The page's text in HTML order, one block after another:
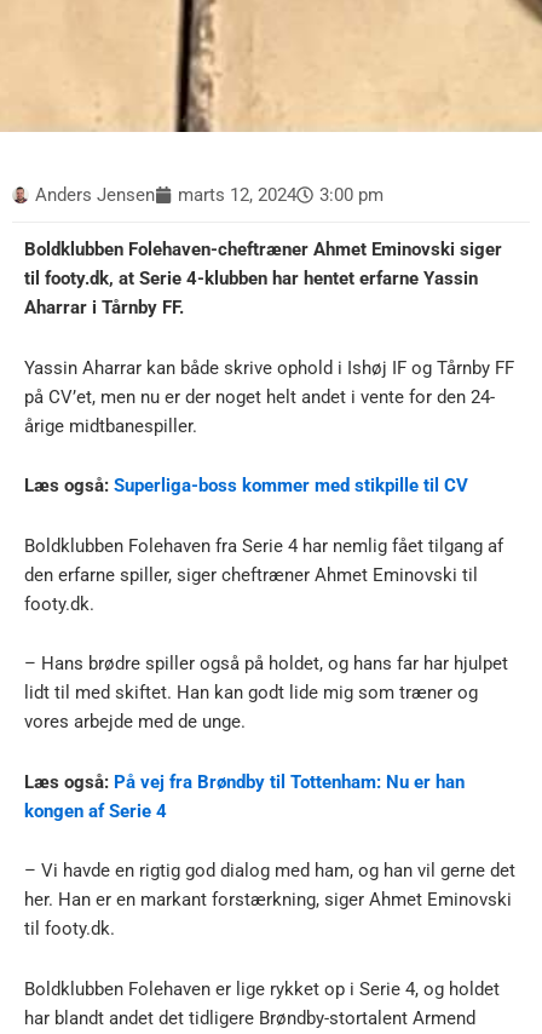
Anders Jensen marts 12, 2024 3:00 pm
Boldklubben Folehaven-cheftræner Ahmet Eminovski siger
til footy.dk, at Serie 4-klubben har hentet erfarne Yassin
Aharrar i Tårnby FF.
Yassin Aharrar kan både skrive ophold i Ishøj IF og Tårnby FF
på CV’et, men nu er der noget helt andet i vente for den 24-
årige midtbanespiller.
Læs også: Superliga-boss kommer med stikpille til CV
Boldklubben Folehaven fra Serie 4 har nemlig fået tilgang af
den erfarne spiller, siger cheftræner Ahmet Eminovski til
footy.dk.
– Hans brødre spiller også på holdet, og hans far har hjulpet
lidt til med skiftet. Han kan godt lide mig som træner og
vores arbejde med de unge.
Læs også: På vej fra Brøndby til Tottenham: Nu er han
kongen af Serie 4
– Vi havde en rigtig god dialog med ham, og han vil gerne det
her. Han er en markant forstærkning, siger Ahmet Eminovski
til footy.dk.
Boldklubben Folehaven er lige rykket op i Serie 4, og holdet
har blandt andet det tidligere Brøndby-stortalent Armend